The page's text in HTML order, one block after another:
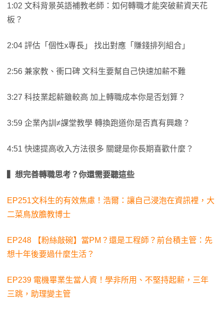
1:02 文科背景英語補教老師：如何轉職才能突破薪資天花
板？
2:04 評估「個性x專長」 找出對應「賺錢排列組合」
2:56 兼家教、衝口碑 文科生要幫自己快速加薪不難
3:27 科技業起薪雖較高 加上轉職成本你是否划算？
3:59 企業內訓≠課堂教學 轉換跑道你是否真有興趣？
4:51 快速提高收入方法很多 關鍵是你長期喜歡什麼？
▍想完善轉職思考？你還需要聽這些
EP251文科生的有效焦慮！浩爾：讓自己浸泡在資訊裡，大
二菜鳥放膽教博士
EP248 【粉絲敲碗】當PM？還是工程師？前台積主管：先
想十年後要過什麼生活？
EP239 電機畢業生當人資！學非所用、不堅持起薪，三年
三跳，助理變主管